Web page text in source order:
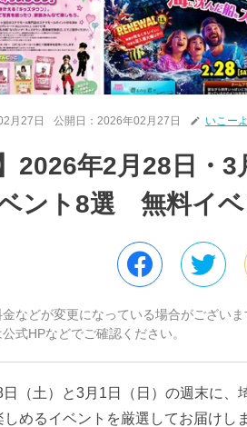
月27日 公開日： 2026年02月27日 いこー
2026年2月28日・
ント8選 無料イベ
などが変更になっている場合がございま
式HPなどでご確認ください。
（土）と3月1日（日）の週末に、
めるイベントを厳選してお届けし